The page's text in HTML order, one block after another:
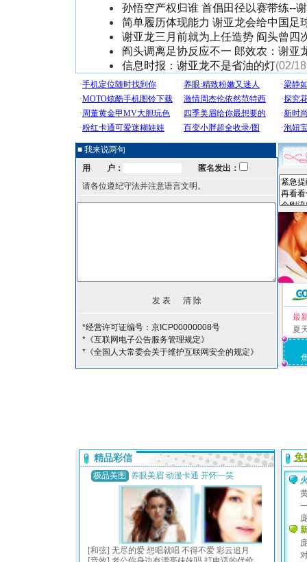
孙悟空产权归谁 首倡田径以赛带练--
简单履历体现能力 谢亚龙会给中国足
谢亚龙三月前就为上任造势 阎头曾四
阎头调离足协反应不一 郎效农：谢亚
信息时报：谢亚龙不是省油的灯(02/
■ 我来说两句
用 户：
匿名发出：
请各位遵纪守法并注意语言文明。
*经营许可证编号：京ICP00000008号
*《互联网电子公告服务管理规定》
*《全国人大常委会关于维护互联网安全的规定》
最
夏